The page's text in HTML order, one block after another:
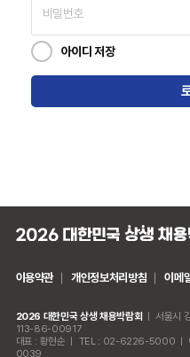
아이디 저장
이용약관 개인정보처리방침 이메
2026 대한민국 상생 채용박람회 ㅣ서울시
113-86-00917
대표 : 황현순 ㅣ TEL : 02-6226-5000 ㅣ
0039